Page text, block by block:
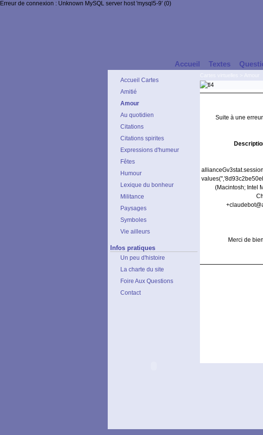
Erreur de connexion : Unknown MySQL server host 'mysql5-9' (0)
Accueil Textes
Accueil Cartes
Amitié
Amour
Au quotidien
Citations
Citations spirites
Expressions d'humeur
Fêtes
Humour
Lexique du bonheur
Militance
Paysages
Symboles
Vie ailleurs
Infos pratiques
Un peu d'histoire
La charte du site
Foire Aux Questions
Contact
Suite à une
(Macintosh; Intel
Merci de